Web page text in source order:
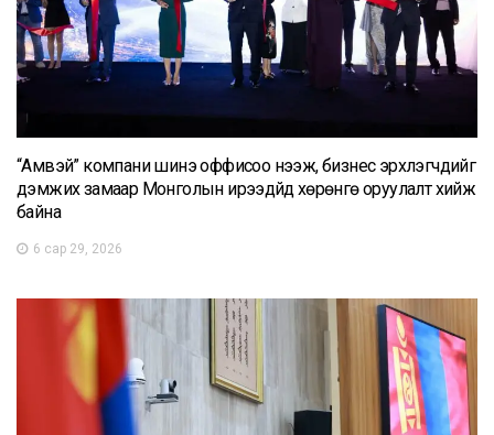
“Амвэй” компани шинэ оффисоо нээж, бизнес эрхлэгчдийг
дэмжих замаар Монголын ирээдүйд хөрөнгө оруулалт хийж
байна
6 сар 29, 2026